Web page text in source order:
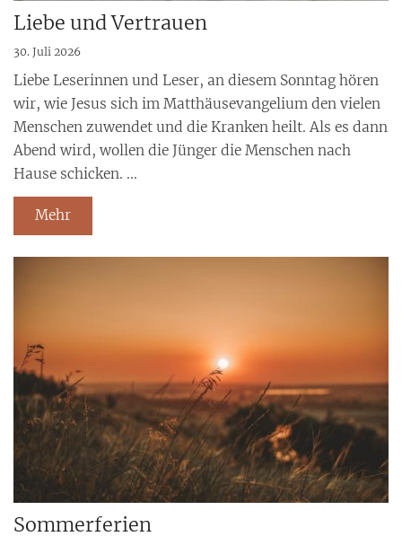
Liebe und Vertrauen
30. Juli 2026
Liebe Leserinnen und Leser, an diesem Sonntag hören
wir, wie Jesus sich im Matthäusevangelium den vielen
Menschen zuwendet und die Kranken heilt. Als es dann
Abend wird, wollen die Jünger die Menschen nach
Hause schicken. ...
Mehr
Sommerferien